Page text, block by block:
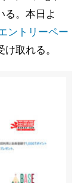
る。本日よ
ントリーペー
取れる。